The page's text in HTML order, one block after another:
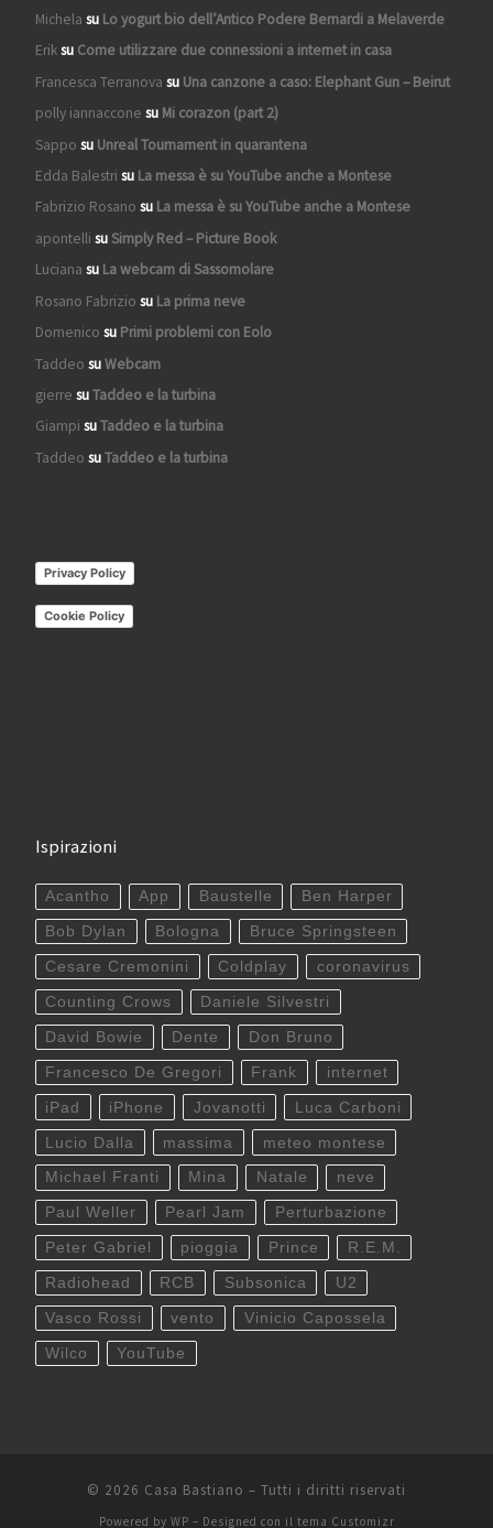
Michela su Lo yogurt bio dell’Antico Podere Bernardi a Melaverde
Eriksu Come utilizzare due connessioni a internet in casa
Francesca Terranova su Una canzone a caso: Elephant Gun – Beirut
polly iannaccone su Mi corazon (part 2)
Sappo su Unreal Tournament in quarantena
Edda Balestri su La messa è su YouTube anche a Montese
Fabrizio Rosano su La messa è su YouTube anche a Montese
apontelli suSimply Red – Picture Book
Luciana su La webcam di Sassomolare
Rosano Fabrizio su La prima neve
Domenico su Primi problemi con Eolo
Taddeo suWebcam
gierre suTaddeo e la turbina
Giampi suTaddeo e la turbina
Taddeo suTaddeo e la turbina
Privacy Policy
Cookie Policy
Ispirazioni
Acantho App Baustelle Ben Harper
Bob Dylan Bologna Bruce Springsteen
Cesare Cremonini Coldplay coronavirus
Counting Crows Daniele Silvestri
David Bowie Dente Don Bruno
Francesco De Gregori Frank internet
iPad iPhone Jovanotti Luca Carboni
Lucio Dalla massima meteo montese
Michael Franti Mina Natale neve
Paul Weller Pearl Jam Perturbazione
Peter Gabriel pioggia Prince R.E.M.
Radiohead RCB Subsonica U2
Vasco Rossi vento Vinicio Capossela
Wilco YouTube
© 2026 Casa Bastiano – Tutti i diritti riservati
Powered by WP – Designed con il tema Customizr